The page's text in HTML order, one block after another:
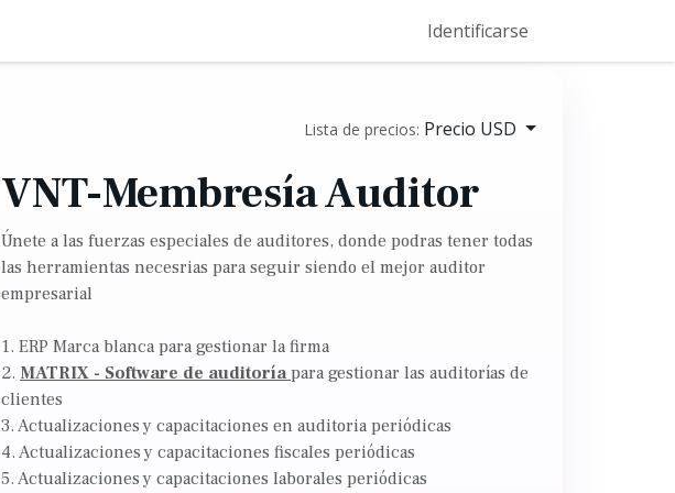
Ser Entrenador Vento
Identificarse
Lista de precios: Precio USD
VNT-Membresía Auditor
Únete a las fuerzas especiales de auditores, donde podras tener todas
las herramientas necesrias para seguir siendo el mejor auditor
empresarial
1. ERP Marca blanca para gestionar la firma
2. MATRIX - Software de auditoría para gestionar las auditorías de
clientes
3. Actualizaciones y capacitaciones en auditoria periódicas
4. Actualizaciones y capacitaciones fiscales periódicas
5. Actualizaciones y capacitaciones laborales periódicas